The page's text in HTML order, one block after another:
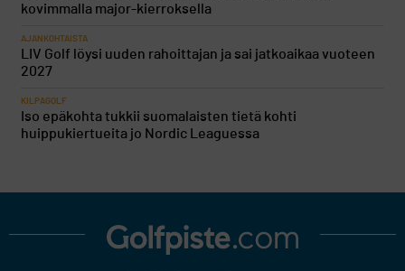
kovimmalla major-kierroksella
AJANKOHTAISTA
LIV Golf löysi uuden rahoittajan ja sai jatkoaikaa vuoteen
2027
KILPAGOLF
Iso epäkohta tukkii suomalaisten tietä kohti
huippukiertueita jo Nordic Leaguessa